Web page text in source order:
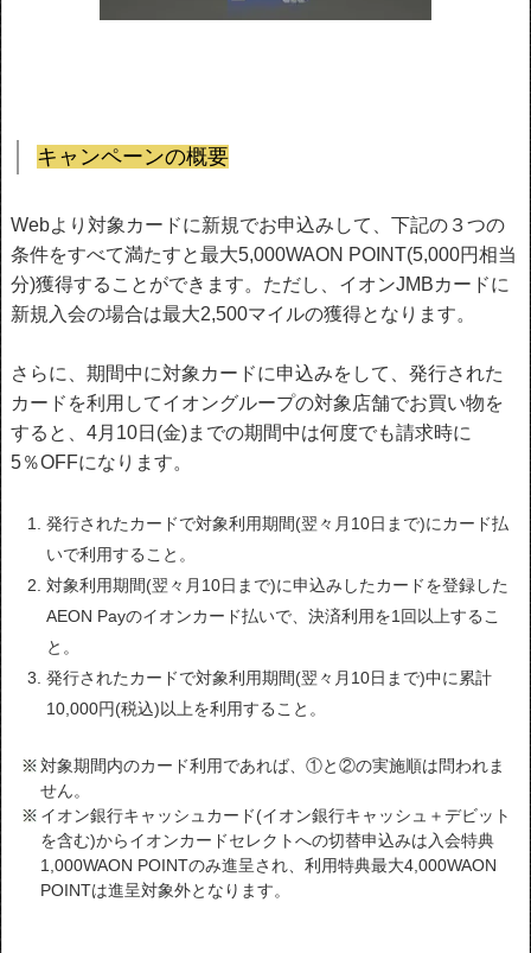
キャンペーンの概要
Webより対象カードに新規でお申込みして、下記の３つの
条件をすべて満たすと最大5,000WAON POINT(5,000円相当
分)獲得することができます。ただし、イオンJMBカードに
新規入会の場合は最大2,500マイルの獲得となります。
さらに、期間中に対象カードに申込みをして、発行された
カードを利用してイオングループの対象店舗でお買い物を
すると、4月10日(金)までの期間中は何度でも請求時に
5％OFFになります。
発行されたカードで対象利用期間(翌々月10日まで)にカード払
いで利用すること。
対象利用期間(翌々月10日まで)に申込みしたカードを登録した
AEON Payのイオンカード払いで、決済利用を1回以上するこ
と。
発行されたカードで対象利用期間(翌々月10日まで)中に累計
10,000円(税込)以上を利用すること。
対象期間内のカード利用であれば、①と②の実施順は問われま
せん。
イオン銀行キャッシュカード(イオン銀行キャッシュ＋デビット
を含む)からイオンカードセレクトへの切替申込みは入会特典
1,000WAON POINTのみ進呈され、利用特典最大4,000WAON
POINTは進呈対象外となります。